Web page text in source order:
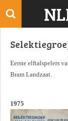
Ga
de
Eerste elftalspelers
Bram Landzaat.
1975